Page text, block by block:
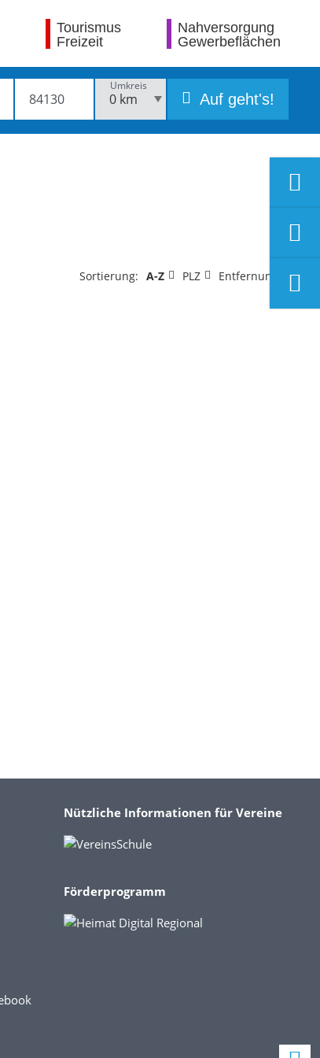
Tourismus
Freizeit
Nahversorgung
Gewerbeflächen
Umkreis
Auf geht's!
Sortierung: A-Z PLZ Entfernung
Nützliche Informationen für Vereine
Förderprogramm